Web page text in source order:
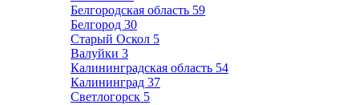
Белгородская область 59
Белгород 30
Старый Оскол 5
Валуйки 3
Калининградская область 54
Калининград 37
Светлогорск 5